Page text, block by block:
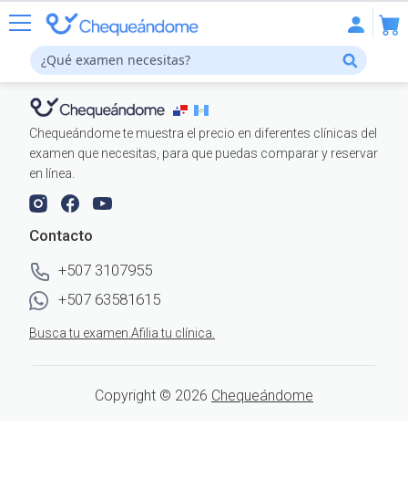
Chequeándome te muestra el precio en diferentes clínicas del
examen que necesitas, para que puedas comparar y reservar
en línea.
Contacto
+507 3107955
+507 63581615
Busca tu examen. Afilia tu clínica.
Copyright © 2026 Chequeándome
Resonancias más buscadas
Elige y encuentra el precio en diferentes clínicas.
Columna Lumbar Simple
Rodilla Simple
Tobillo Simple Cardíaca
Ver todas las resonancias